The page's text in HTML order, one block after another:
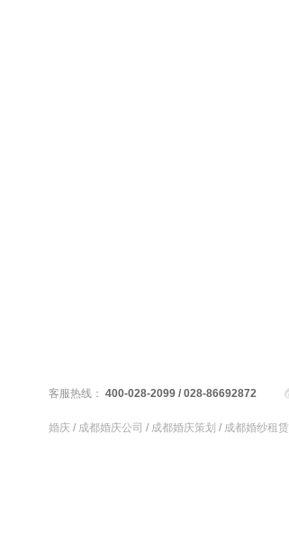
客服热线： 400-028-2099 / 028-86692872
婚庆 / 成都婚庆公司 / 成都婚庆策划 / 成都婚纱租赁